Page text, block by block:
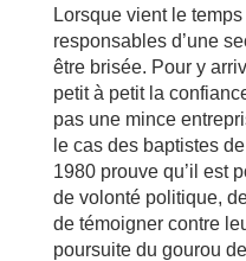
Lorsque vient le
responsables d’une
être brisée. Pour y
petit à petit la
pas une mince
le cas des baptistes
1980 prouve qu’il est
de volonté politique,
de témoigner contre
poursuite du gourou